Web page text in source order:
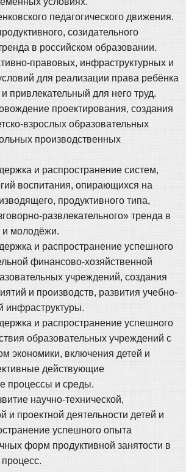
педагогического движения.
созидательного
в российском образовании.
правовых, инфраструктурных и
для реализации права ребёнка
привлекательный для него труд.
проектирования, создания
взрослых образовательных
производственных
и распространение систем,
воспитания, опирающихся на
продуктивного типа,
развлекательного» тренда в
и молодёжи.
и распространение успешного
финансово-хозяйственной
учреждений, создания
и производств, развития учебно-
инфраструктуры.
и распространение успешного
образовательных учреждений с
экономики, включения детей и
действующие
процессы и среды.
научно-технической,
и проектной деятельности детей и
успешного опыта
форм продуктивной занятости в